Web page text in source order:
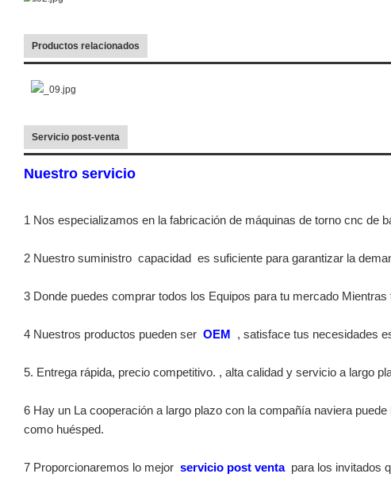
Productos relacionados
Servicio post-venta
Nuestro servicio
1 Nos especializamos en la fabricación de máquinas de torno cnc de
2 Nuestro suministro capacidad es suficiente para garantizar la
3 Donde puedes comprar todos los Equipos para tu mercado
4 Nuestros productos pueden ser OEM , satisface tus necesidades
5. Entrega rápida, precio competitivo. , alta calidad y servicio a largo
6 Hay un La cooperación a largo plazo con la compañía naviera
como huésped.
7 Proporcionaremos lo mejor servicio post venta para los invitados